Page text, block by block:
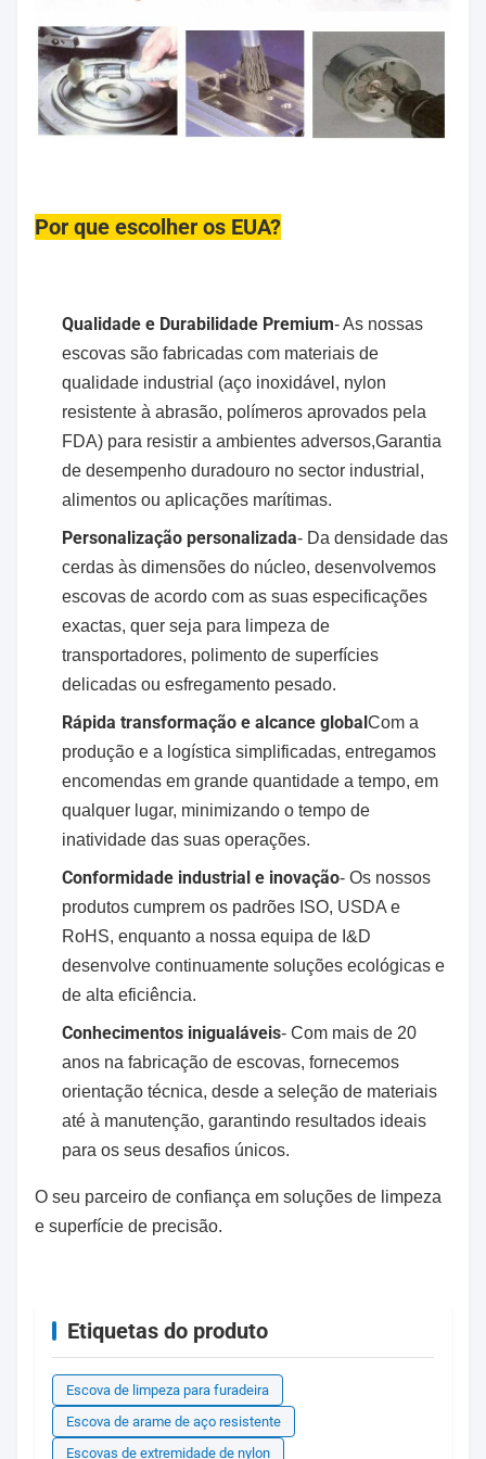
Por que escolher os EUA?
Qualidade e Durabilidade Premium- As nossas
escovas são fabricadas com materiais de
qualidade industrial (aço inoxidável, nylon
resistente à abrasão, polímeros aprovados pela
FDA) para resistir a ambientes adversos,Garantia
de desempenho duradouro no sector industrial,
alimentos ou aplicações marítimas.
Personalização personalizada- Da densidade das
cerdas às dimensões do núcleo, desenvolvemos
escovas de acordo com as suas especificações
exactas, quer seja para limpeza de
transportadores, polimento de superfícies
delicadas ou esfregamento pesado.
Rápida transformação e alcance globalCom a
produção e a logística simplificadas, entregamos
encomendas em grande quantidade a tempo, em
qualquer lugar, minimizando o tempo de
inatividade das suas operações.
Conformidade industrial e inovação- Os nossos
produtos cumprem os padrões ISO, USDA e
RoHS, enquanto a nossa equipa de I&D
desenvolve continuamente soluções ecológicas e
de alta eficiência.
Conhecimentos inigualáveis- Com mais de 20
anos na fabricação de escovas, fornecemos
orientação técnica, desde a seleção de materiais
até à manutenção, garantindo resultados ideais
para os seus desafios únicos.
O seu parceiro de confiança em soluções de limpeza
e superfície de precisão.
Etiquetas do produto
Escova de limpeza para furadeira
Escova de arame de aço resistente
Escovas de extremidade de nylon